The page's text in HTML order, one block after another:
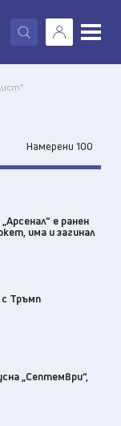
X
Намерени 100
е ранен
има и загинал
Тръмп
„Септември“,